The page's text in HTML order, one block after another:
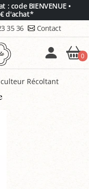
: code BIENVENUE •
d'achat*
35 36 Contact
0
Récoltant